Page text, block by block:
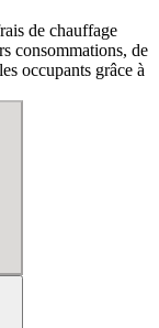
de chauffage
consommations, de
occupants grâce à